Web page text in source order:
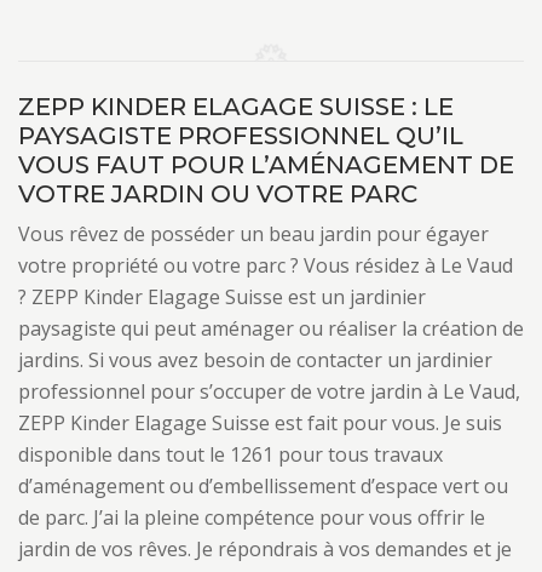
ZEPP KINDER ELAGAGE SUISSE : LE
PAYSAGISTE PROFESSIONNEL QU’IL
VOUS FAUT POUR L’AMÉNAGEMENT DE
VOTRE JARDIN OU VOTRE PARC
Vous rêvez de posséder un beau jardin pour égayer
votre propriété ou votre parc ? Vous résidez à Le Vaud
? ZEPP Kinder Elagage Suisse est un jardinier
paysagiste qui peut aménager ou réaliser la création de
jardins. Si vous avez besoin de contacter un jardinier
professionnel pour s’occuper de votre jardin à Le Vaud,
ZEPP Kinder Elagage Suisse est fait pour vous. Je suis
disponible dans tout le 1261 pour tous travaux
d’aménagement ou d’embellissement d’espace vert ou
de parc. J’ai la pleine compétence pour vous offrir le
jardin de vos rêves. Je répondrais à vos demandes et je